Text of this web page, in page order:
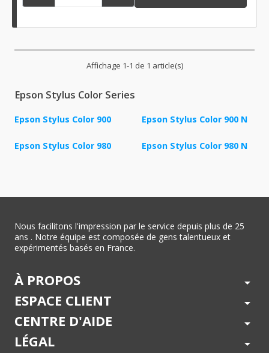
Affichage 1-1 de 1 article(s)
Epson Stylus Color Series
Epson Stylus Color 900 Epson Stylus Color 900 N
Epson Stylus Color 980 Epson Stylus Color 980 N
Nous facilitons l'impression par le service depuis plus de 25
ans . Notre équipe est composée de gens talentueux et
expérimentés basés en France.
À PROPOS arrow_drop_down
ESPACE CLIENT arrow_drop_down
CENTRE D'AIDE arrow_drop_down
LÉGAL arrow_drop_down